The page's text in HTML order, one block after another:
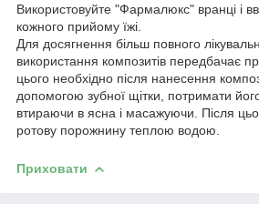
Використовуйте "Фармалюкс" вранці і
кожного прийому їжі.
Для досягнення більш повного
використання композитів передбачає
цього необхідно після нанесення
допомогою зубної щітки, потримати
втираючи в ясна і масажуючи. Після
ротову порожнину теплою водою.
Приховати